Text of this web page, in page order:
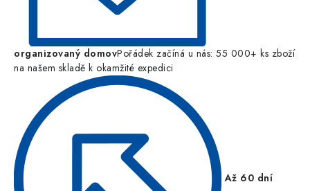
organizovaný domovPořádek začíná u nás: 55 000+ ks zboží
na našem skladě k okamžité expedici
Až 60 dní